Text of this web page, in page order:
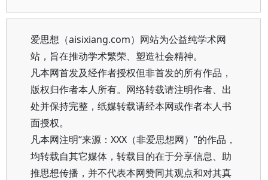
爱思想（aisixiang.com）网站为公益纯学术网
站，旨在推动学术繁荣、塑造社会精神。
凡本网首发及经作者授权但非首发的所有作品，
版权归作者本人所有。网络转载请注明作者、出
处并保持完整，纸媒转载请经本网或作者本人书
面授权。
凡本网注明“来源：XXX（非爱思想网）”的作品，
均转载自其它媒体，转载目的在于分享信息、助
推思想传播，并不代表本网赞同其观点和对其真